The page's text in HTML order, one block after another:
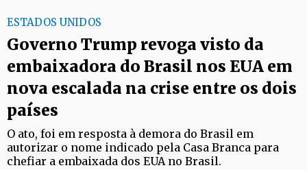
ESTADOS UNIDOS
Governo Trump revoga visto da
embaixadora do Brasil nos EUA em
nova escalada na crise entre os dois
países
O ato, foi em resposta à demora do Brasil em
autorizar o nome indicado pela Casa Branca para
chefiar a embaixada dos EUA no Brasil.